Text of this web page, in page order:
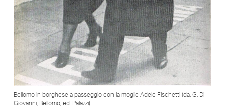
Bellomo in borghese a passeggio con la moglie Adele Fischetti (da: G. Di
Giovanni, Bellomo, ed. Palazzi)